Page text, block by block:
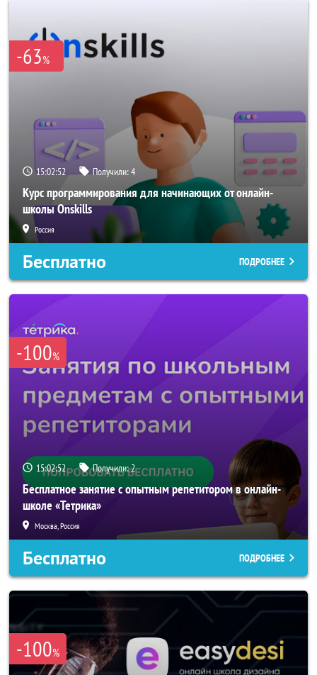
-63%
15:02:51 Получили:4
Курс программирования для начинающих от онлайн-
школы Onskills
Россия
Бесплатно ПОДРОБНЕЕ
-100%
15:02:51 Получили:2
Бесплатное занятие с опытным репетитором в онлайн-
школе «Тетрика»
Москва, Россия
Бесплатно ПОДРОБНЕЕ
-100%